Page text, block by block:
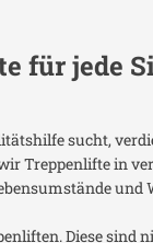
für jede
sucht,
Treppenlifte in
Diese sind